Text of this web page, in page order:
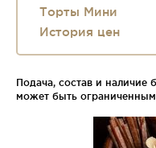
Торты Мини
История цен
Подача, состав и наличие
может быть ограниченным.